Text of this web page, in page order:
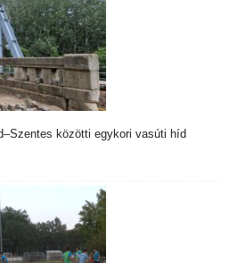
közötti egykori vasúti híd